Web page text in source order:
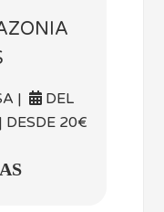
|
DEL
20€